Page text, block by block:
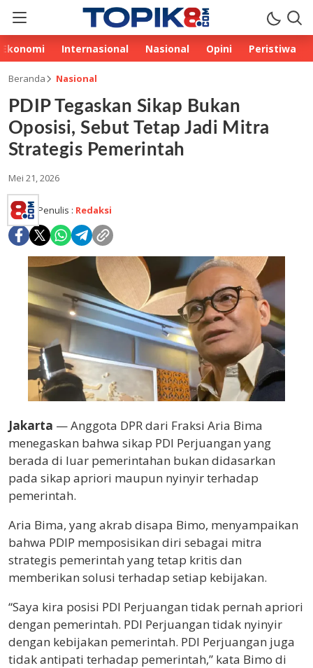
Ekonomi Internasional Nasional Opini Peristiwa
Beranda Nasional
PDIP Tegaskan Sikap Bukan
Oposisi, Sebut Tetap Jadi Mitra
Strategis Pemerintah
Mei 21, 2026
Penulis : Redaksi
Jakarta — Anggota DPR dari Fraksi Aria Bima
menegaskan bahwa sikap PDI Perjuangan yang
berada di luar pemerintahan bukan didasarkan
pada sikap apriori maupun nyinyir terhadap
pemerintah.
Aria Bima, yang akrab disapa Bimo, menyampaikan
bahwa PDIP memposisikan diri sebagai mitra
strategis pemerintah yang tetap kritis dan
memberikan solusi terhadap setiap kebijakan.
“Saya kira posisi PDI Perjuangan tidak pernah apriori
dengan pemerintah. PDI Perjuangan tidak nyinyir
dengan kebijakan pemerintah. PDI Perjuangan juga
tidak antipati terhadap pemerintah,” kata Bimo di